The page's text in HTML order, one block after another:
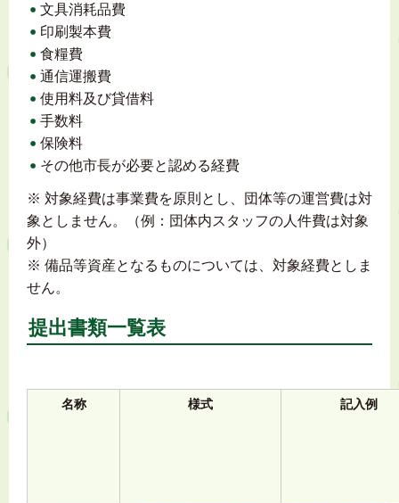
文具消耗品費
印刷製本費
食糧費
通信運搬費
使用料及び貸借料
手数料
保険料
その他市長が必要と認める経費
※ 対象経費は事業費を原則とし、団体等の運営費は対
象としません。（例：団体内スタッフの人件費は対象
外）
※ 備品等資産となるものについては、対象経費としま
せん。
提出書類一覧表
名称 様式 記入例